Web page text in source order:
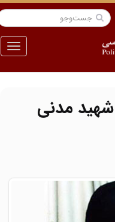
منو
مدنی